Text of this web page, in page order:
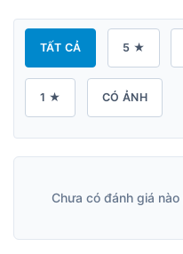
TẤT CẢ 5 ★
1 ★ CÓ ẢNH
Chưa có đánh giá